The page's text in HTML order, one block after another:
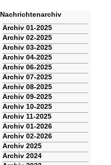
Nachrichtenarchiv
Navigation
überspringen
Archiv 01-2025
Archiv 02-2025
Archiv 03-2025
Archiv 04-2025
Archiv 06-2025
Archiv 07-2025
Archiv 08-2025
Archiv 09-2025
Archiv 10-2025
Archiv 11-2025
Archiv 01-2026
Archiv 02-2026
Archiv 2025
Archiv 2024